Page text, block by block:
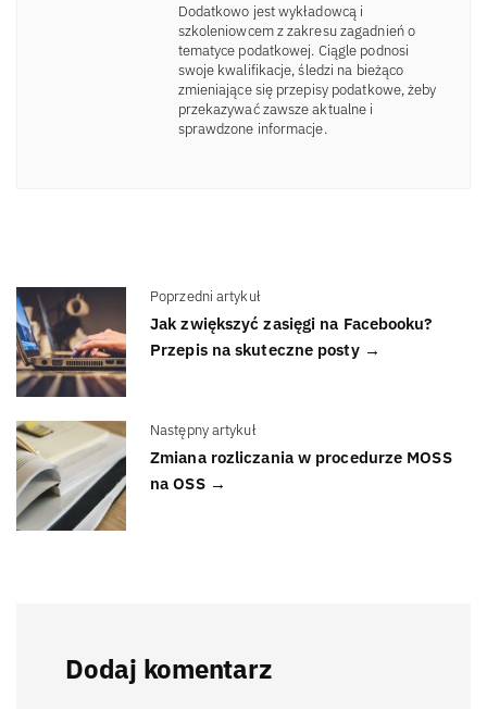
Dodatkowo jest wykładowcą i
szkoleniowcem z zakresu zagadnień o
tematyce podatkowej. Ciągle podnosi
swoje kwalifikacje, śledzi na bieżąco
zmieniające się przepisy podatkowe, żeby
przekazywać zawsze aktualne i
sprawdzone informacje.
Poprzedni artykuł
Jak zwiększyć zasięgi na Facebooku?
Przepis na skuteczne posty →
Następny artykuł
Zmiana rozliczania w procedurze MOSS
na OSS →
Dodaj komentarz